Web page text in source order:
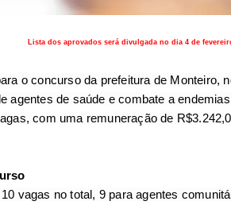
Lista dos aprovados será divulgada no dia 4 de
o concurso da prefeitura de Monteiro,
agentes de saúde e combate a
com uma remuneração de
vagas no total, 9 para agentes